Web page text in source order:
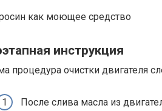
как моющее средство
инструкция
процедура очистки двигателя
После слива масла из